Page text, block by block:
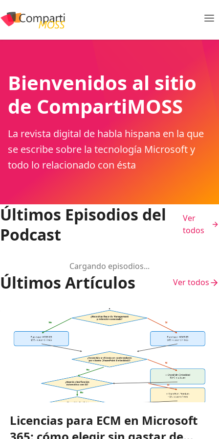
Bienvenidos al sitio
de CompartiMOSS
La revista digital de habla hispana en la que
se escribe sobre la tecnología Microsoft y
todo lo relacionado con ésta
Últimos Episodios del
Podcast
Ver
todos
Cargando episodios...
Últimos Artículos Ver todos
Licencias para ECM en Microsoft